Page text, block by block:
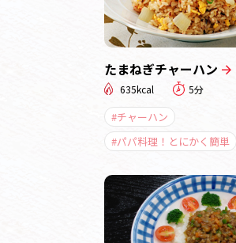
たまねぎチャーハン
635kcal 5分
#チャーハン
#パパ料理！とにかく簡単